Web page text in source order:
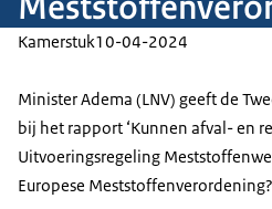
Kamerstuk10-04-2024
Minister Adema (LNV) geeft de
bij het rapport ‘Kunnen afval- en
Uitvoeringsregeling
Europese